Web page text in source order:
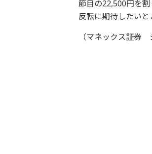
節目の22,500円を
反転に期待したいと
（マネックス証券